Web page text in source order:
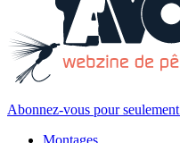
Abonnez-vous pour seulement